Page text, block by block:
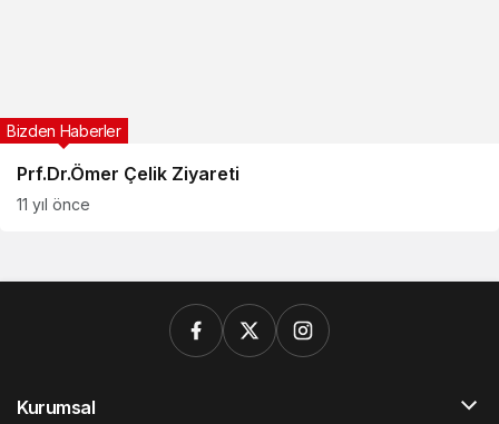
Prf.Dr.Ömer Çelik Ziyareti
Bizden Haberler
11 yıl önce
Kurumsal